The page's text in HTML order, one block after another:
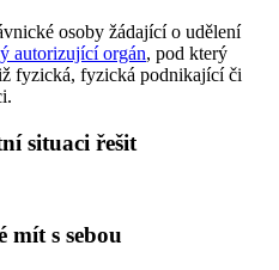
osoby žádající o udělení
autorizující orgán, pod který
fyzická, fyzická podnikající či
situaci řešit
mít s sebou